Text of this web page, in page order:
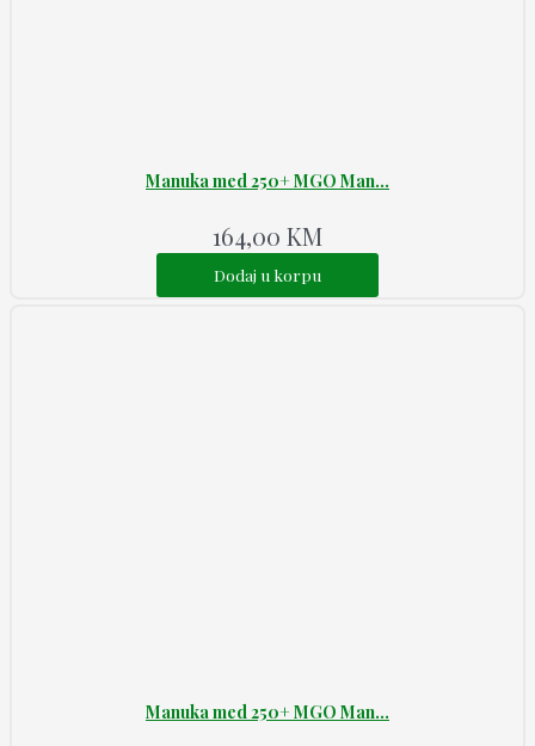
Manuka med 250+ MGO Man...
164,00 KM
Dodaj u korpu
Manuka med 250+ MGO Man...